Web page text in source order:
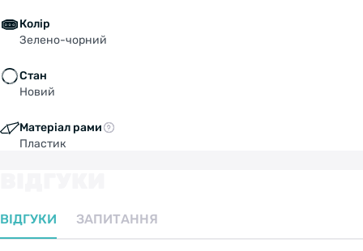
Колір
Зелено-чорний
Стан
Новий
Матеріал рами
Пластик
ВІДГУКИ ЗАПИТАННЯ